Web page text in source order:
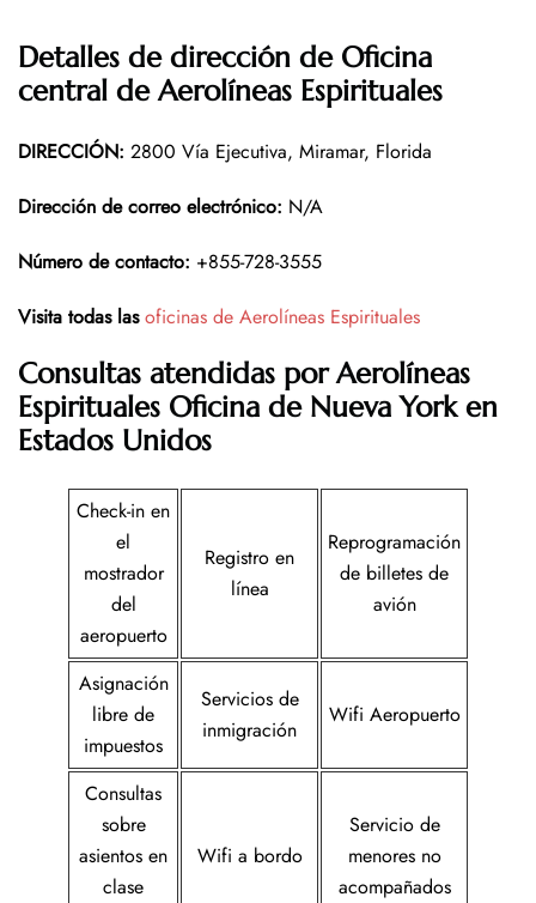
Detalles de dirección de Oficina
central de Aerolíneas Espirituales
DIRECCIÓN: 2800 Vía Ejecutiva, Miramar, Florida
Dirección de correo electrónico: N/A
Número de contacto: +855-728-3555
Visita todas las oficinas de Aerolíneas Espirituales
Consultas atendidas por Aerolíneas
Espirituales Oficina de Nueva York en
Estados Unidos
Check-in en
el
mostrador
del
aeropuerto
Registro en
línea
Reprogramación
de billetes de
avión
Asignación
libre de
impuestos
Servicios de
inmigración
Wifi Aeropuerto
Consultas
sobre
asientos en
clase
Wifi a bordo
Servicio de
menores no
acompañados